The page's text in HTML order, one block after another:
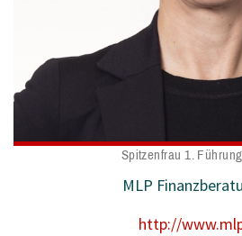
Spitzenfrau 1.
MLP
http://